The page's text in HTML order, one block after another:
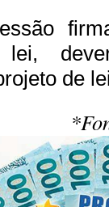
lei,
de